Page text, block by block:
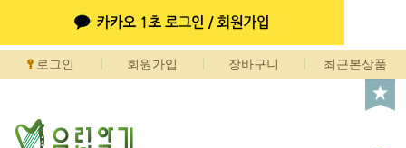
로그인 회원가입 장바구니 최근본상품